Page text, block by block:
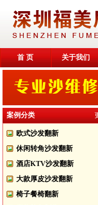
首 页 关于我们
案例分类
欧式沙发翻新
休闲转角沙发翻新
酒店KTV沙发翻新
大款厚皮沙发翻新
椅子餐椅翻新